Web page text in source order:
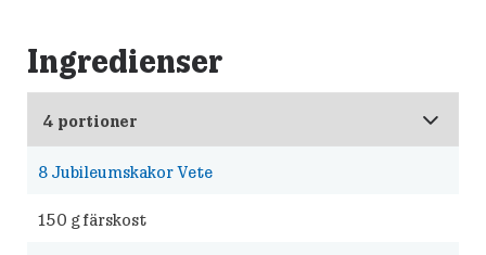
Ingredienser
8 Jubileumskakor Vete
150 g färskost